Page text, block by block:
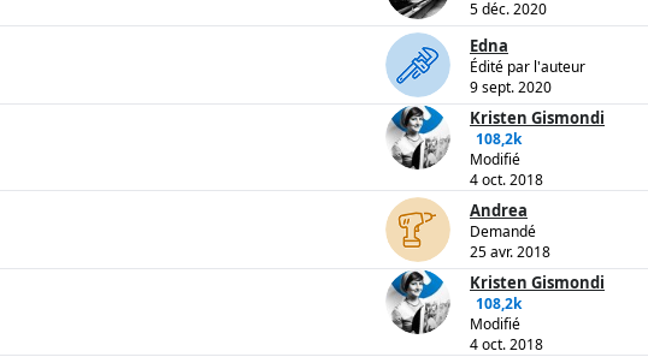
5 déc. 2020
Edna
Édité par l'auteur
9 sept. 2020
Kristen Gismondi
108,2k
Modifié
4 oct. 2018
Andrea
Demandé
25 avr. 2018
Kristen Gismondi
108,2k
Modifié
4 oct. 2018